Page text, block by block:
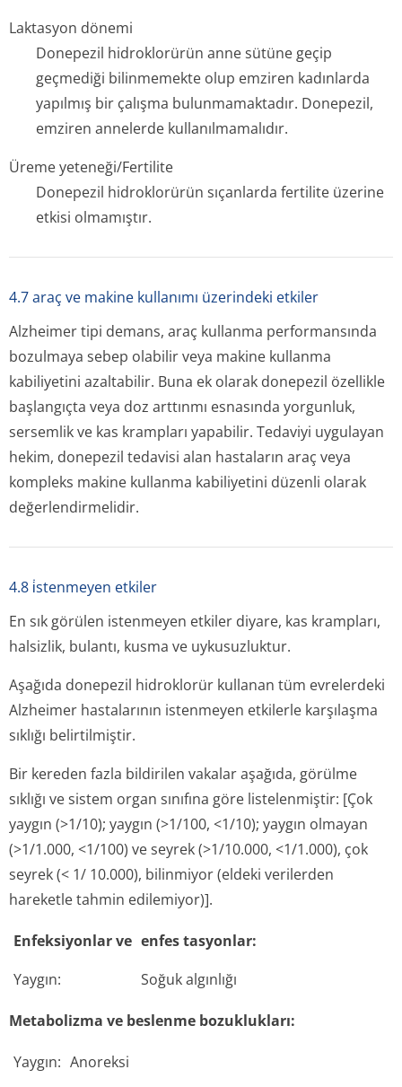
Laktasyon dönemi
Donepezil hidroklorürün anne sütüne geçip
geçmediği bilinmemekte olup emziren kadınlarda
yapılmış bir çalışma bulunmamaktadır. Donepezil,
emziren annelerde kullanılmamalıdır.
Üreme yeteneği/Fertilite
Donepezil hidroklorürün sıçanlarda fertilite üzerine
etkisi olmamıştır.
4.7 araç ve makine kullanımı üzerindeki etkiler
Alzheimer tipi demans, araç kullanma performansında
bozulmaya sebep olabilir veya makine kullanma
kabiliyetini azaltabilir. Buna ek olarak donepezil özellikle
başlangıçta veya doz arttınmı esnasında yorgunluk,
sersemlik ve kas krampları yapabilir. Tedaviyi uygulayan
hekim, donepezil tedavisi alan hastaların araç veya
kompleks makine kullanma kabiliyetini düzenli olarak
değerlendirmelidir.
4.8 i̇stenmeyen etkiler
En sık görülen istenmeyen etkiler diyare, kas krampları,
halsizlik, bulantı, kusma ve uykusuzluktur.
Aşağıda donepezil hidroklorür kullanan tüm evrelerdeki
Alzheimer hastalarının istenmeyen etkilerle karşılaşma
sıklığı belirtilmiştir.
Bir kereden fazla bildirilen vakalar aşağıda, görülme
sıklığı ve sistem organ sınıfına göre listelenmiştir: [Çok
yaygın (>1/10); yaygın (>1/100, <1/10); yaygın olmayan
(>1/1.000, <1/100) ve seyrek (>1/10.000, <1/1.000), çok
seyrek (< 1/ 10.000), bilinmiyor (eldeki verilerden
hareketle tahmin edilemiyor)].
Enfeksiyonlar ve
Yaygın:
enfes tasyonlar:
Soğuk algınlığı
Metabolizma ve beslenme bozuklukları:
Yaygın: Anoreksi